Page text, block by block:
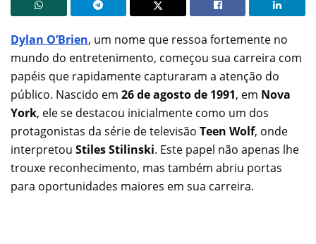
Dylan O’Brien, um nome que ressoa fortemente no
mundo do entretenimento, começou sua carreira com
papéis que rapidamente capturaram a atenção do
público. Nascido em 26 de agosto de 1991, em Nova
York, ele se destacou inicialmente como um dos
protagonistas da série de televisão Teen Wolf, onde
interpretou Stiles Stilinski. Este papel não apenas lhe
trouxe reconhecimento, mas também abriu portas
para oportunidades maiores em sua carreira.